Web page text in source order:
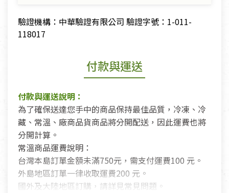
驗證機構：中華驗證有限公司 驗證字號：1-011-
118017
付款與運送
付款與運送說明：
為了確保送達您手中的商品保持最佳品質，冷凍、冷
藏、常溫、廠商品貨商品將分開配送，因此運費也將
分開計算。
常溫商品運費說明：
台灣本島訂單金額未滿750元，需支付運費100 元。
外島地區訂單一律收取運費200 元。
國外及大陸地區訂購，請詳見常見問題。